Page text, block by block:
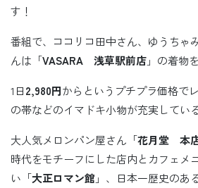
す！
番組で、ココリコ田中さん、ゆうちゃ
んは「VASARA 浅草駅前店」の着物
1日2,980円からというプチプラ価格で
の帯などのイマドキ小物が充実してい
大人気メロンパン屋さん「花月堂 本
時代をモチーフにした店内とカフェメ
い「大正ロマン館 」、日本一歴史のあ